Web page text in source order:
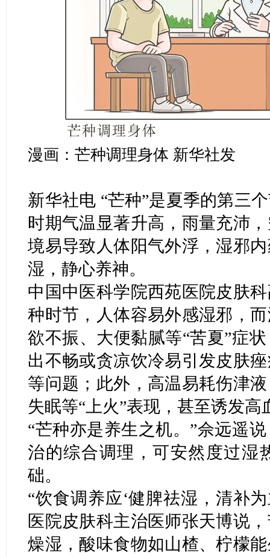
漫画：芒种调理身体 新华社发
新华社电 “芒种”是夏季的第三
时期气温显著升高，雨量充沛
境易导致人体阳气外浮，湿邪
湿，静心养神。
中国中医科学院西苑医院皮肤
种时节，人体容易外感湿邪，
欲不振、大便黏腻等“苦夏”症
出不畅或贪凉饮冷易引发皮肤
等问题；此外，高温易耗伤津
失眠等“上火”表现，甚至诱发
“芒种亦是养生之机。”佘远遥
治的综合调理，可安然度过湿
础。
“饮食调养应‘健脾祛湿，清补
医院皮肤科主治医师张天博说
燥湿，酸味食物如山楂、柠檬